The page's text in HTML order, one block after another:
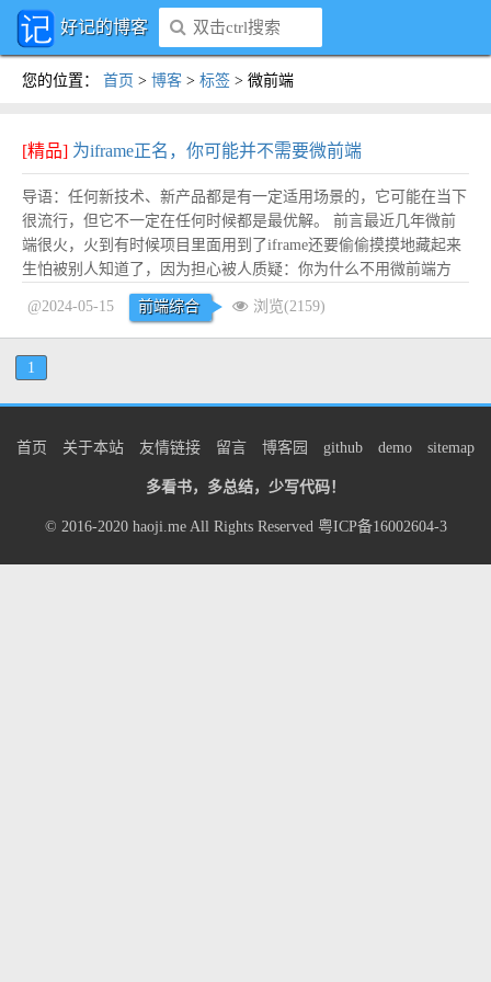
好记的博客
您的位置 ： 首页 > 博客 > 标签 > 微前端
[精品] 为iframe正名，你可能并不需要微前端
导语：任何新技术、新产品都是有一定适用场景的，它可能在当下
很流行，但它不一定在任何时候都是最优解。 前言最近几年微前
端很火，火到有时候项目里面用到了iframe还要偷偷摸摸地藏起来
生怕被别人知道了，因为担心被人质疑：你为什么不用微前端方
案？直到最近笔者接手一个项目，需要将现有的一个系统整体嵌入
到另外一个系统（一共20多个页面），在被微前端坑了几次之后，
回过头发现，iframe真香！ q...阅读全文
@2024-05-15 前端综合 浏览(2159)
1
首页 关于本站 友情链接 留言 博客园 github demo sitemap
多看书，多总结，少写代码！
© 2016-2020 haoji.meAll Rights Reserved 粤ICP备16002604-3